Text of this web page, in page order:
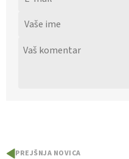
PREJŠNJA NOVICA